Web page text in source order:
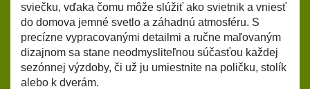
sviečku, vďaka čomu môže slúžiť ako svietnik a vniesť
do domova jemné svetlo a záhadnú atmosféru. S
precízne vypracovanými detailmi a ručne maľovaným
dizajnom sa stane neodmysliteľnou súčasťou každej
sezónnej výzdoby, či už ju umiestnite na poličku, stolík
alebo k dverám.